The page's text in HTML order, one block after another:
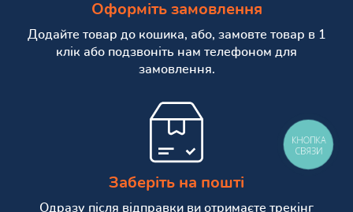
Оформіть замовлення
Додайте товар до кошика, або, замовте товар в 1
клік або подзвоніть нам телефоном для
замовлення.
Заберіть на пошті
Одразу після відправки ви отримаєте трекінг
КНОПКА
СВЯЗИ